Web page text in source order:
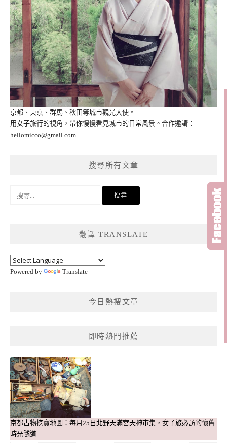
京都、東京、群馬、秋田等城市觀光大使。
用女子旅行的視角，帶你慢慢看見城市的日常風景。合作邀請：
hellomicco@gmail.com
搜尋所有文章
翻譯 TRANSLATE
Powered by Translate
今日熱搜文章
即時熱門推薦
京都古物挖寶地圖：每月25日北野天滿宮天神市集，女子旅必訪的懷舊
時光隧道